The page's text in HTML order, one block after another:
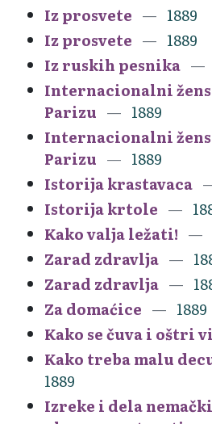
Iz prosvete
1889
Iz prosvete
1889
Iz ruskih pesnika
Internacionalni
Parizu
1889
Internacionalni
Parizu
1889
Istorija krastavaca
Istorija krtole
Kako valja ležati!
Zarad zdravlja
Zarad zdravlja
Za domaćice
1889
Kako se čuva i oštri
Kako treba malu
1889
Izreke i dela